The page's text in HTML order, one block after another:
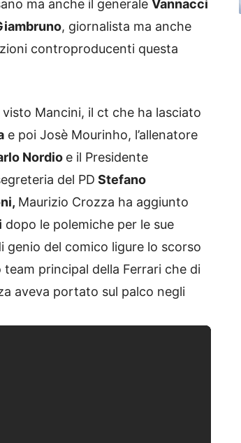
ma anche il generale Vannacci
, giornalista ma anche
controproducenti questa
Mancini, il ct che ha lasciato
e poi Josè Mourinho, l’allenatore
Nordio e il Presidente
del PD Stefano
Maurizio Crozza ha aggiunto
dopo le polemiche per le sue
genio del comico ligure lo scorso
team principal della Ferrari che di
aveva portato sul palco negli